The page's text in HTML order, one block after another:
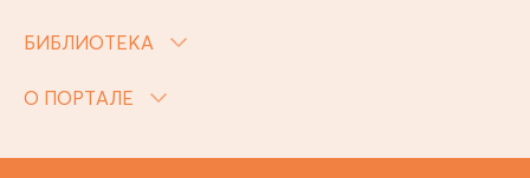
БИБЛИОТЕКА
О ПОРТАЛЕ